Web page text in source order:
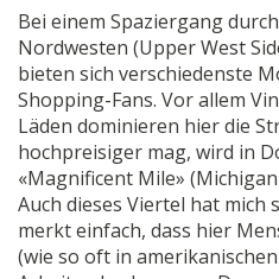
Bei einem Spaziergang
Nordwesten (Upper West
bieten sich verschiedenste
Shopping-Fans. Vor allem
Läden dominieren hier die
hochpreisiger mag, wird in
«Magnificent Mile»
Auch dieses Viertel hat mich
merkt einfach, dass hier
(wie so oft in